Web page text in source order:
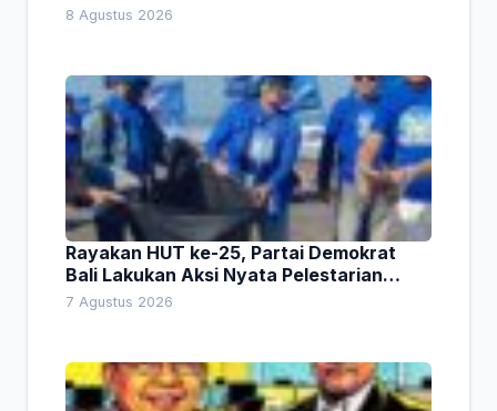
8 Agustus 2026
Rayakan HUT ke-25, Partai Demokrat
Bali Lakukan Aksi Nyata Pelestarian
Lingkungan
7 Agustus 2026